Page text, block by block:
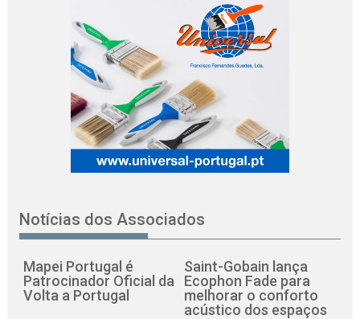
Notícias dos Associados
Mapei Portugal é
Patrocinador Oficial da
Volta a Portugal
Saint-Gobain lança
Ecophon Fade para
melhorar o conforto
acústico dos espaços